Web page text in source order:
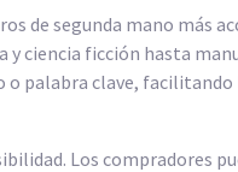
de segunda mano más
ciencia ficción hasta
palabra clave, facilitando
Los compradores